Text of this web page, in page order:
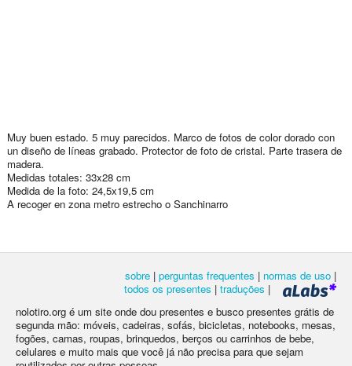
Muy buen estado. 5 muy parecidos. Marco de fotos de color dorado con
un diseño de líneas grabado. Protector de foto de cristal. Parte trasera de
madera.
Medidas totales: 33x28 cm
Medida de la foto: 24,5x19,5 cm
A recoger en zona metro estrecho o Sanchinarro
sobre | perguntas frequentes | normas de uso |
todos os presentes | traduções |
nolotiro.org é um site onde dou presentes e busco presentes grátis de
segunda mão: móveis, cadeiras, sofás, bicicletas, notebooks, mesas,
fogões, camas, roupas, brinquedos, berços ou carrinhos de bebe,
celulares e muito mais que você já não precisa para que sejam